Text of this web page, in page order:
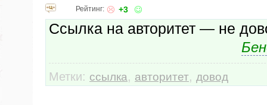
Рейтинг: +3
Ссылка на авторитет — не
Метки: ссылка, авторитет, довод